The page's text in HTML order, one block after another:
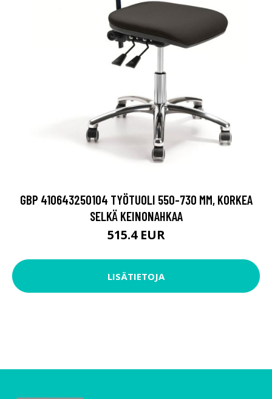
GBP 410643250104 TYÖTUOLI 550-730 MM, KORKEA
SELKÄ KEINONAHKAA
515.4 EUR
LISÄTIETOJA